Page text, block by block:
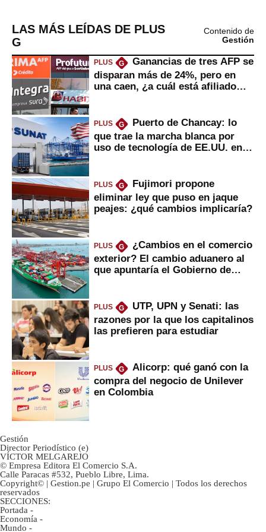
LAS MÁS LEÍDAS DE PLUS
G
Contenido de
Gestión
PLUS G
Ganancias de tres AFP se
disparan más de 24%, pero en
una caen, ¿a cuál está afiliado
PLUS G
Puerto de Chancay: lo
que trae la marcha blanca por
uso de tecnología de EE.UU. en
PLUS G
Fujimori propone
eliminar ley que puso en jaque
peajes: ¿qué cambios implicaría?
PLUS G
¿Cambios en el comercio
exterior? El cambio aduanero al
que apuntaría el Gobierno de
PLUS G
UTP, UPN y Senati: las
razones por la que los capitalinos
las prefieren para estudiar
PLUS G
Alicorp: qué ganó con la
compra del negocio de Unilever
en Colombia
Gestión
Director Periodístico (e)
VÍCTOR MELGAREJO
© Empresa Editora El Comercio S.A.
Calle Paracas #532, Pueblo Libre, Lima.
Copyright© | Gestion.pe | Grupo El Comercio | Todos los derechos
reservados
SECCIONES:
Portada -
Economía -
Mundo -